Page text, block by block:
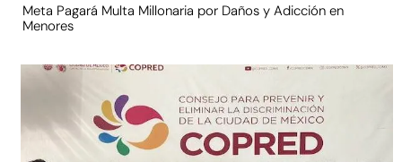
Meta Pagará Multa Millonaria por Daños y Adicción en
Menores